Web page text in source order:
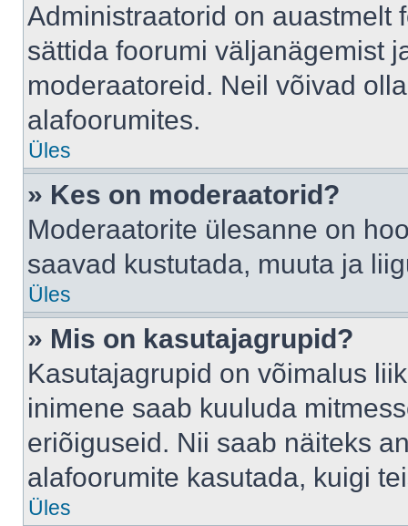
Administraatorid on auastmelt
sättida foorumi väljanägemist
moderaatoreid. Neil võivad
alafoorumites.
Üles
» Kes on moderaatorid?
Moderaatorite ülesanne on
saavad kustutada, muuta ja
Üles
» Mis on kasutajagrupid?
Kasutajagrupid on võimalus
inimene saab kuuluda
eriõiguseid. Nii saab näiteks
alafoorumite kasutada, kuigi
Üles